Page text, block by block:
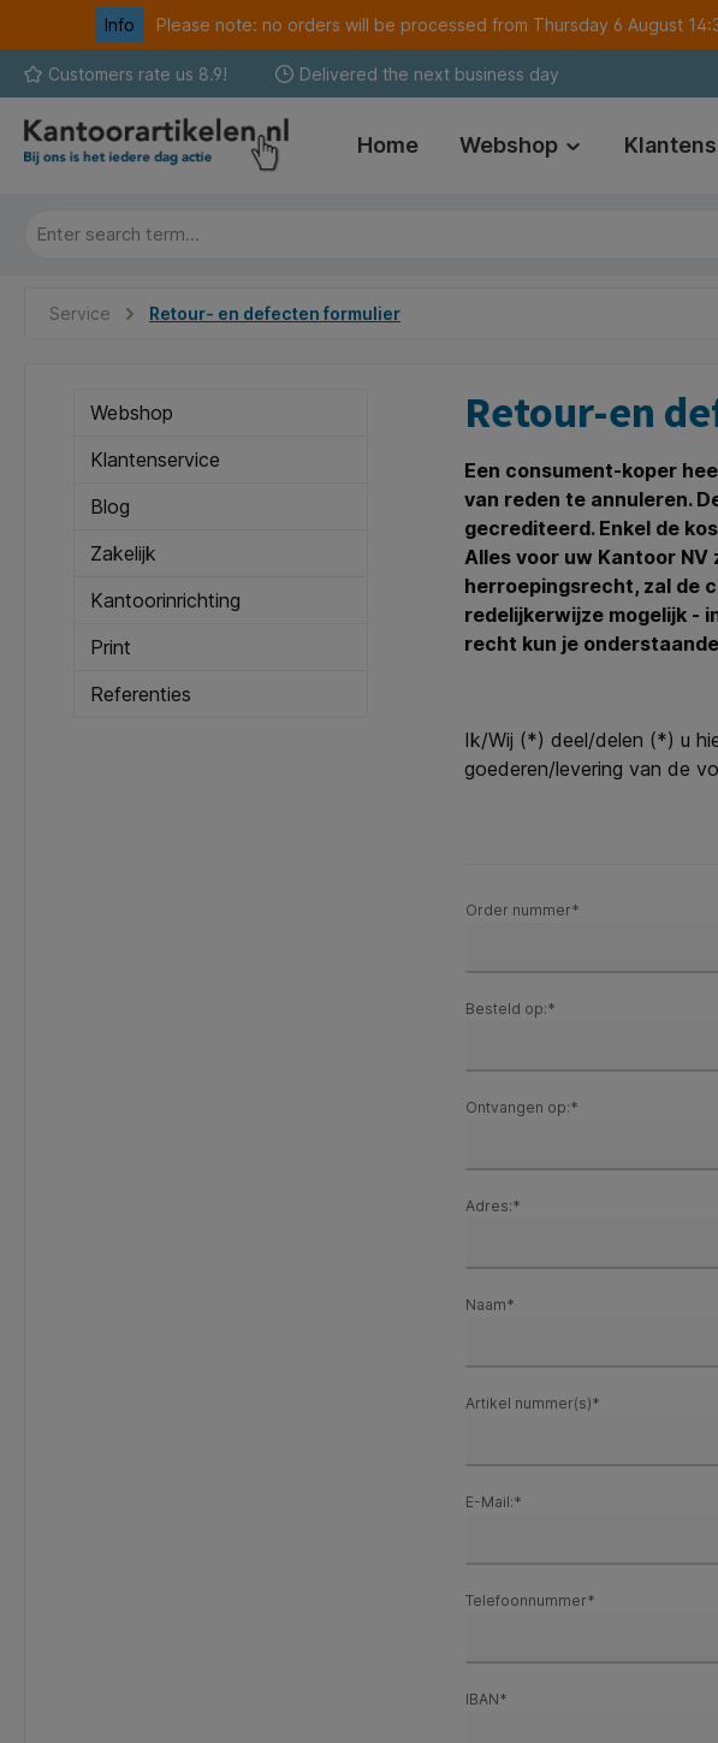
Skip to main navigation
Info Please note: no orders will be processed from Thursday 6 August
Customers rate us 8.9! Delivered the next business day
Home Webshop
Service Retour- en defecten formulier
Webshop
Klantenservice
Blog
Zakelijk
Kantoorinrichting
Print
Referenties
Retour-en
Een consument-koper
van reden te annuleren.
gecrediteerd. Enkel de
Alles voor uw Kantoor
herroepingsrecht, zal de
redelijkerwijze mogelijk -
recht kun je
Ik/Wij (*) deel/delen (*) u
goederen/levering van de
Order nummer*
Besteld op:*
Ontvangen op:*
Adres:*
Naam*
Artikel nummer(s)*
E-Mail:*
Telefoonnummer*
IBAN*